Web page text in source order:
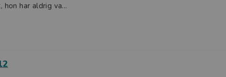
har aldrig va...